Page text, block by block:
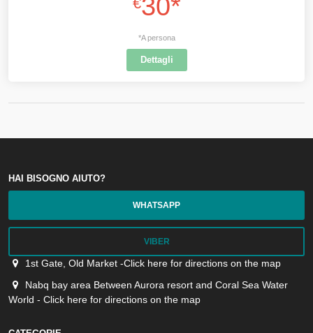
30*
*A persona
Dettagli
HAI BISOGNO AIUTO?
WHATSAPP
VIBER
1st Gate, Old Market -Click here for directions on the map
Nabq bay area Between Aurora resort and Coral Sea Water
World - Click here for directions on the map